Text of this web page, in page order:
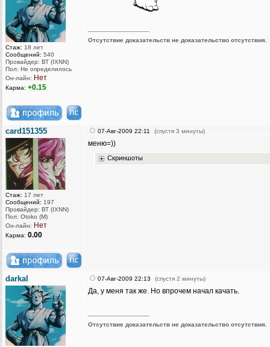
Стаж: 18 лет
Сообщений: 540
Провайдер: ВТ (IXNN)
Пол: Не определилось
Он-лайн: Нет
Карма: +0.15
Отсутствие доказательств не доказательство отсутствия.
card151355
Стаж: 17 лет
Сообщений: 197
Провайдер: ВТ (IXNN)
Пол: Otoko (M)
Он-лайн: Нет
Карма: 0.00
07-Авг-2009 22:11 (спустя 3 минуты)
меню=))
Скриншоты
darkal 07-Авг-2009 22:13 (спустя 2 минуты)
Да, у меня так же. Но впрочем начал качать.
Отсутствие доказательств не доказательство отсутствия.